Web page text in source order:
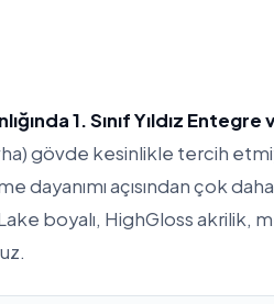
1. Sınıf Yıldız Entegre
gövde kesinlikle tercih
açısından çok
boyalı, HighGloss akrilik,